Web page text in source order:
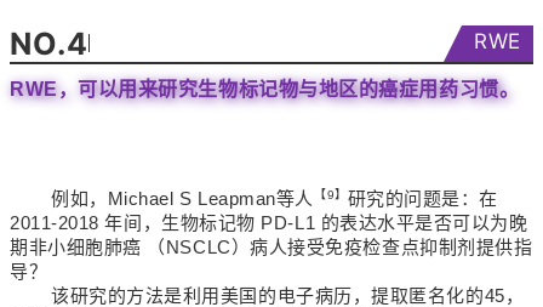
NO.4 RWE
RWE，可以用来研究生物标记物与地区的癌症用药习惯。
例如，Michael S Leapman等人 【9】 研究的问题是：在
2011-2018 年间，生物标记物 PD-L1 的表达水平是否可以为 晚
期非小细胞肺癌 （NSCLC）病人接受免疫检查点抑制剂提供指
导？
该研究的方法是利用美国的电子病历，提取匿名化的45，